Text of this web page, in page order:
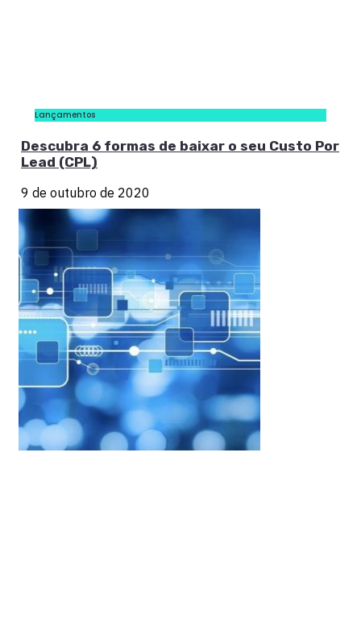
Lançamentos
Descubra 6 formas de baixar o seu Custo Por
Lead (CPL)
9 de outubro de 2020